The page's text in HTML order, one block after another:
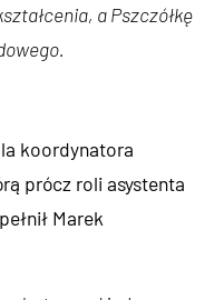
a Pszczółkę
koordynatora
prócz roli asystenta
Marek